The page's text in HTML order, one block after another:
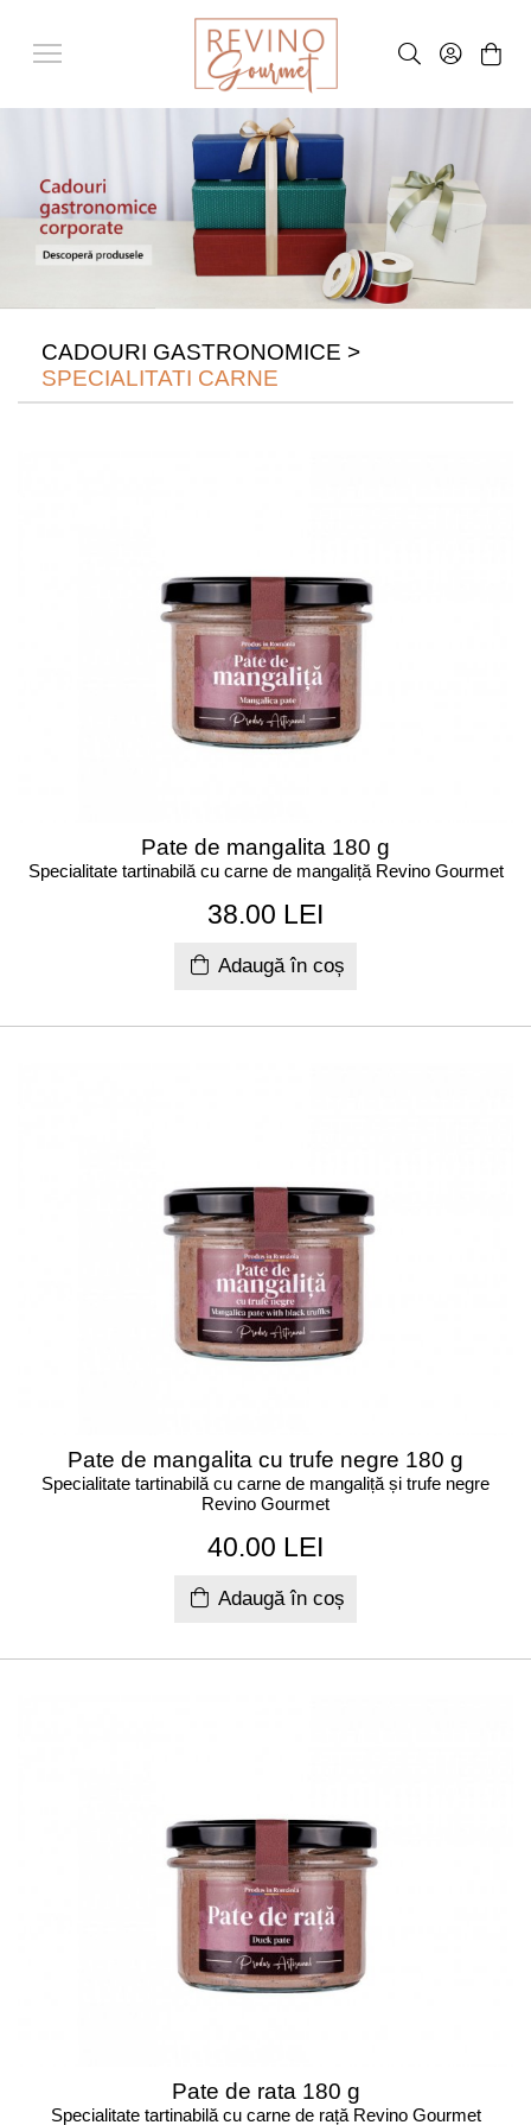
CADOURI GASTRONOMICE >
SPECIALITATI CARNE
Pate de mangalita 180 g
Specialitate tartinabilă cu carne de mangaliță Revino Gourmet
38.00 LEI
Adaugă în coș
Pate de mangalita cu trufe negre 180 g
Specialitate tartinabilă cu carne de mangaliță și trufe negre
Revino Gourmet
40.00 LEI
Adaugă în coș
Pate de rata 180 g
Specialitate tartinabilă cu carne de rață Revino Gourmet